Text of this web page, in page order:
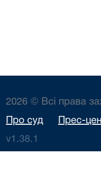
2026 © Всі права
Про суд Прес-
v1.38.1